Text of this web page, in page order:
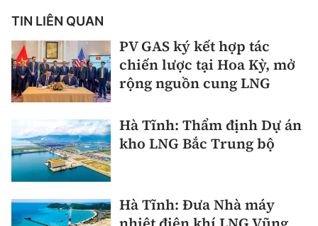
TIN LIÊN QUAN
PV GAS ký kết hợp tác
chiến lược tại Hoa Kỳ, mở
rộng nguồn cung LNG
Hà Tĩnh: Thẩm định Dự án
kho LNG Bắc Trung bộ
Hà Tĩnh: Đưa Nhà máy